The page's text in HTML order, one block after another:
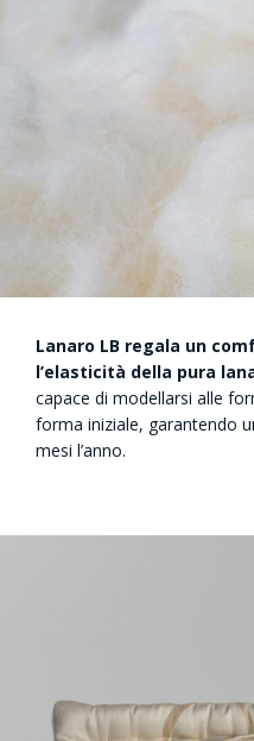
Lanaro LB regala un
l’elasticità della pura
capace di modellarsi alle
forma iniziale, garantendo
mesi l’anno.